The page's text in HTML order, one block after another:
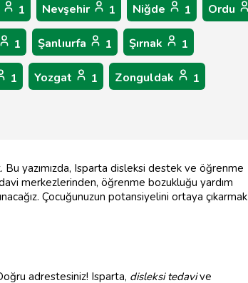
1 Nevşehir 1 Niğde 1 Ordu
1 Şanlıurfa 1 Şırnak 1
1 Yozgat 1 Zonguldak 1
Bu yazımızda, Isparta disleksi destek ve öğrenme
merkezlerinden, öğrenme bozukluğu yardım
Çocuğunuzun potansiyelini ortaya çıkarmak
Doğru adrestesiniz! Isparta, disleksi tedavive